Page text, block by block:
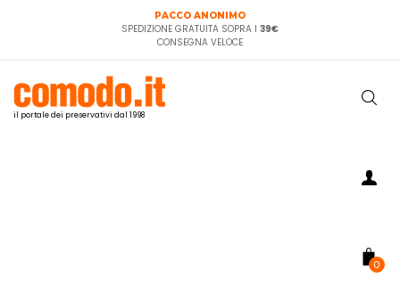
PACCO ANONIMO
SPEDIZIONE GRATUITA SOPRA I 39€
CONSEGNA VELOCE
il portale dei preservativi dal 1998
0